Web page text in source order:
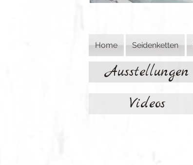
Home Seidenketten
Ausstellungen
Videos